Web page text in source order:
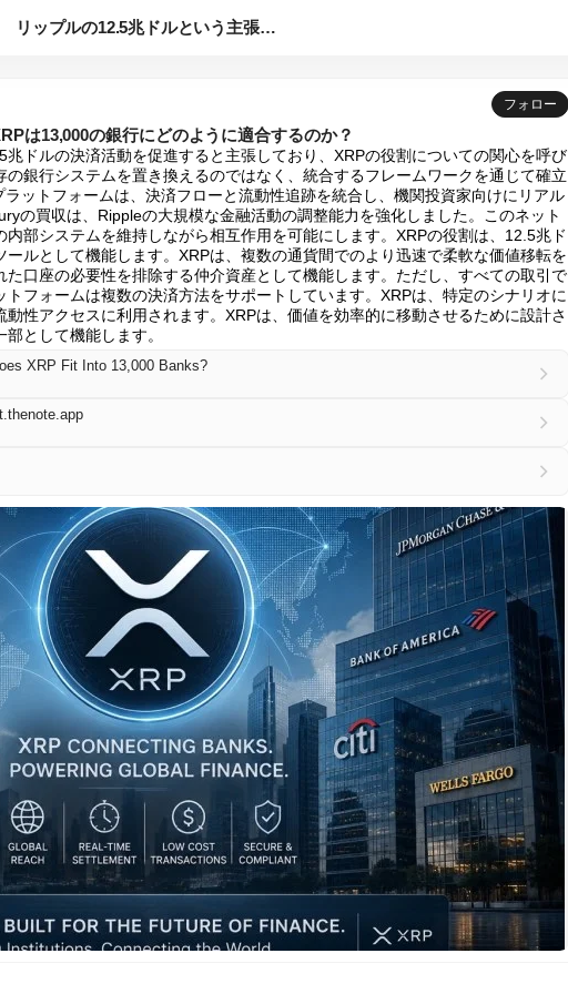
リップルの12.5兆ドルという主張：XRPは13,000の銀...
フォロー
は13,000の銀行にどのように適合するのか？
ドルの決済活動を促進すると主張しており、XRPの役割についての関心を呼び
銀行システムを置き換えるのではなく、統合するフレームワークを通じて確立
ットフォームは、決済フローと流動性追跡を統合し、機関投資家向けにリアル
の買収は、Rippleの大規模な金融活動の調整能力を強化しました。このネット
部システムを維持しながら相互作用を可能にします。XRPの役割は、12.5兆ド
ルとして機能します。XRPは、複数の通貨間でのより迅速で柔軟な価値移転を
口座の必要性を排除する仲介資産として機能します。ただし、すべての取引で
フォームは複数の決済方法をサポートしています。XRPは、特定のシナリオに
性アクセスに利用されます。XRPは、価値を効率的に移動させるために設計さ
として機能します。
XRP Fit Into 13,000 Banks?